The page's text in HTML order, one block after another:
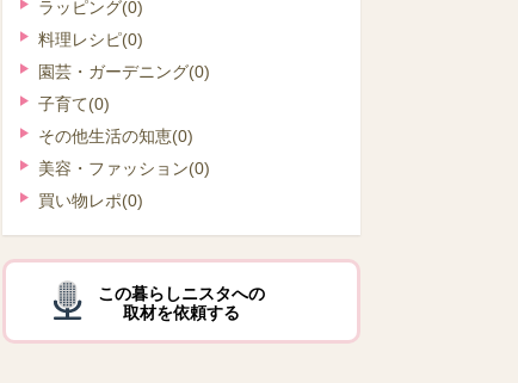
ラッピング(0)
料理レシピ(0)
園芸・ガーデニング(0)
子育て(0)
その他生活の知恵(0)
美容・ファッション(0)
買い物レポ(0)
この暮らしニスタへの
取材を依頼する